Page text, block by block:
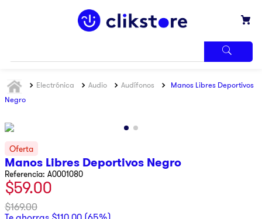
Electrónica Audio Audífonos
Manos Libres Deportivos
Negro
Manos Libres Deportivos Negro
Referencia: A0001080
$59.00
$169.00
MÁS
3.
4.
pantalla
5.
motos
6.
lavadora